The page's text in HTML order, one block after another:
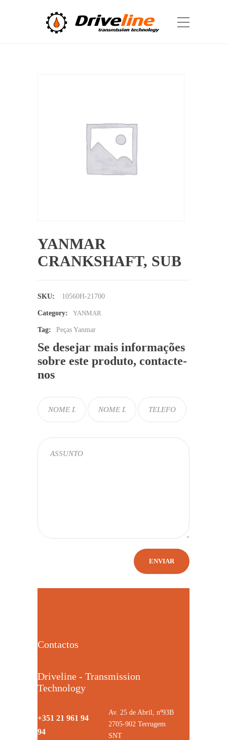
YANMAR
CRANKSHAFT, SUB
SKU: 10560H-21700
Category: YANMAR
Tag: Peças Yanmar
Se desejar mais informações
sobre este produto, contacte-
nos
Contactos
Driveline - Transmission
Technology
+351 21 961 94
94
Av. 25 de Abril, nº93B
2705-902 Terrugem
SNT